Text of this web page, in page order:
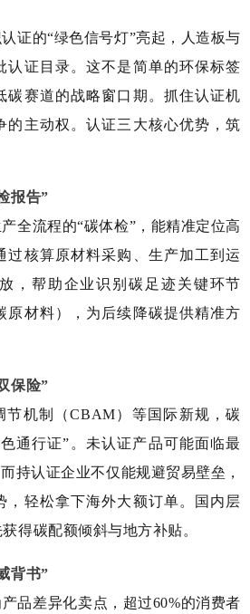
证的“绿色信号灯”亮起，人造板与
认证目录。这不是简单的环保标签
碳赛道的战略窗口期。抓住认证机
的主动权。认证三大核心优势，筑
报告”
全流程的“碳体检”，能精准定位高
过核算原材料采购、生产加工到运
，帮助企业识别碳足迹关键环节
原材料），为后续降碳提供精准方
保险”
节机制（CBAM）等国际新规，碳
通行证”。未认证产品可能面临最
持认证企业不仅能规避贸易壁垒，
，轻松拿下海外大额订单。国内层
得碳配额倾斜与地方补贴。
背书”
品差异化卖点，超过60%的消费者